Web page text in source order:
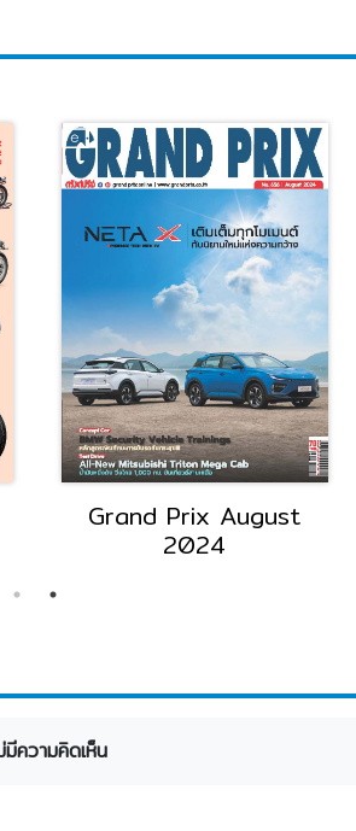
Grand Prix August
2024
ความคิดเห็น